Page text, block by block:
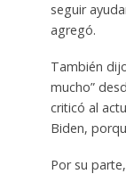
seguir
agregó.
También
mucho”
criticó al
Biden,
Por su